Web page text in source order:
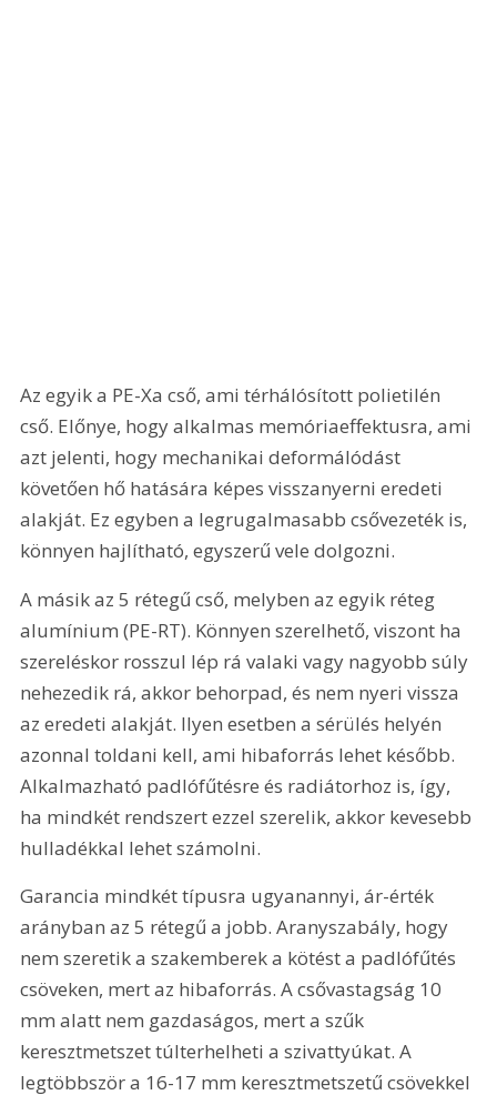
Az egyik a PE-Xa cső, ami térhálósított polietilén
cső. Előnye, hogy alkalmas memóriaeffektusra, ami
azt jelenti, hogy mechanikai deformálódást
követően hő hatására képes visszanyerni eredeti
alakját. Ez egyben a legrugalmasabb csővezeték is,
könnyen hajlítható, egyszerű vele dolgozni.
A másik az 5 rétegű cső, melyben az egyik réteg
alumínium (PE-RT). Könnyen szerelhető, viszont ha
szereléskor rosszul lép rá valaki vagy nagyobb súly
nehezedik rá, akkor behorpad, és nem nyeri vissza
az eredeti alakját. Ilyen esetben a sérülés helyén
azonnal toldani kell, ami hibaforrás lehet később.
Alkalmazható padlófűtésre és radiátorhoz is, így,
ha mindkét rendszert ezzel szerelik, akkor kevesebb
hulladékkal lehet számolni.
Garancia mindkét típusra ugyanannyi, ár-érték
arányban az 5 rétegű a jobb. Aranyszabály, hogy
nem szeretik a szakemberek a kötést a padlófűtés
csöveken, mert az hibaforrás. A csővastagság 10
mm alatt nem gazdaságos, mert a szűk
keresztmetszet túlterhelheti a szivattyúkat. A
legtöbbször a 16-17 mm keresztmetszetű csövekkel